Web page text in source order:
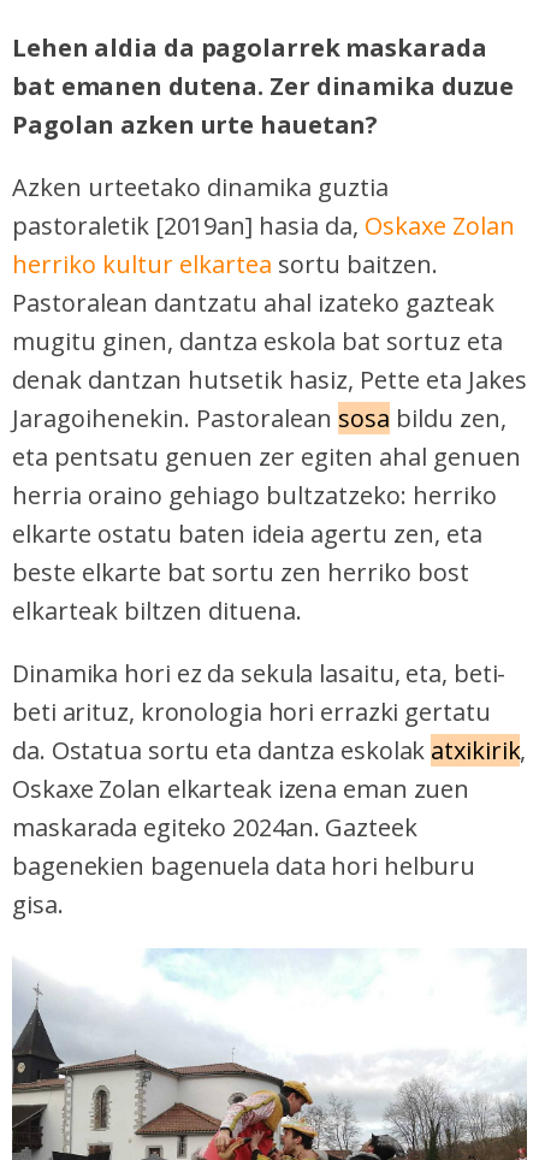
Lehen aldia da pagolarrek maskarada
bat emanen dutena. Zer dinamika duzue
Pagolan azken urte hauetan?
Azken urteetako dinamika guztia
pastoraletik [2019an] hasia da, Oskaxe Zolan
herriko kultur elkartea sortu baitzen.
Pastoralean dantzatu ahal izateko gazteak
mugitu ginen, dantza eskola bat sortuz eta
denak dantzan hutsetik hasiz, Pette eta Jakes
Jaragoihenekin. Pastoralean sosa bildu zen,
eta pentsatu genuen zer egiten ahal genuen
herria oraino gehiago bultzatzeko: herriko
elkarte ostatu baten ideia agertu zen, eta
beste elkarte bat sortu zen herriko bost
elkarteak biltzen dituena.
Dinamika hori ez da sekula lasaitu, eta, beti-
beti arituz, kronologia hori errazki gertatu
da. Ostatua sortu eta dantza eskolak atxikirik,
Oskaxe Zolan elkarteak izena eman zuen
maskarada egiteko 2024an. Gazteek
bagenekien bagenuela data hori helburu
gisa.